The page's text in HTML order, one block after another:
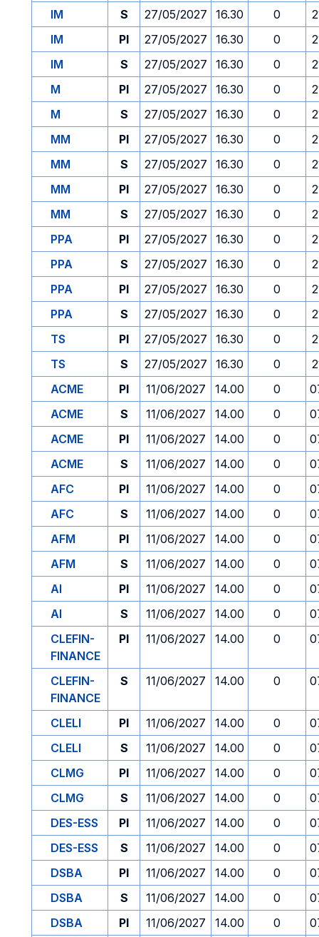
IM S 27/05/2027 16.30 0
IM
PI 27/05/2027 16.30 0
IM
S 27/05/2027 16.30 0
M
PI 27/05/2027 16.30 0
M
S 27/05/2027 16.30 0
MM
PI 27/05/2027 16.30 0
MM
S 27/05/2027 16.30 0
MM
PI 27/05/2027 16.30 0
MM
S 27/05/2027 16.30 0
PPA
PI 27/05/2027 16.30 0
PPA
S 27/05/2027 16.30 0
PPA
PI 27/05/2027 16.30 0
PPA
S 27/05/2027 16.30 0
TS
PI 27/05/2027 16.30 0
TS
S 27/05/2027 16.30 0
ACME
PI 11/06/2027 14.00 0
ACME
S 11/06/2027 14.00 0
ACME
PI 11/06/2027 14.00 0
ACME
S 11/06/2027 14.00 0
AFC
PI 11/06/2027 14.00 0
AFC
S 11/06/2027 14.00 0
AFM
PI 11/06/2027 14.00 0
AFM
S 11/06/2027 14.00 0
AI
PI 11/06/2027 14.00 0
AI
S 11/06/2027 14.00 0
CLEFIN-
FINANCE
PI 11/06/2027 14.00 0
CLEFIN-
FINANCE
S 11/06/2027 14.00 0
CLELI PI 11/06/2027 14.00 0
CLELI
S 11/06/2027 14.00 0
CLMG
PI 11/06/2027 14.00 0
CLMG
S 11/06/2027 14.00 0
DES-ESS
PI 11/06/2027 14.00 0
DES-ESS
S 11/06/2027 14.00 0
DSBA
PI 11/06/2027 14.00 0
DSBA
S 11/06/2027 14.00 0
DSBA
PI 11/06/2027 14.00 0